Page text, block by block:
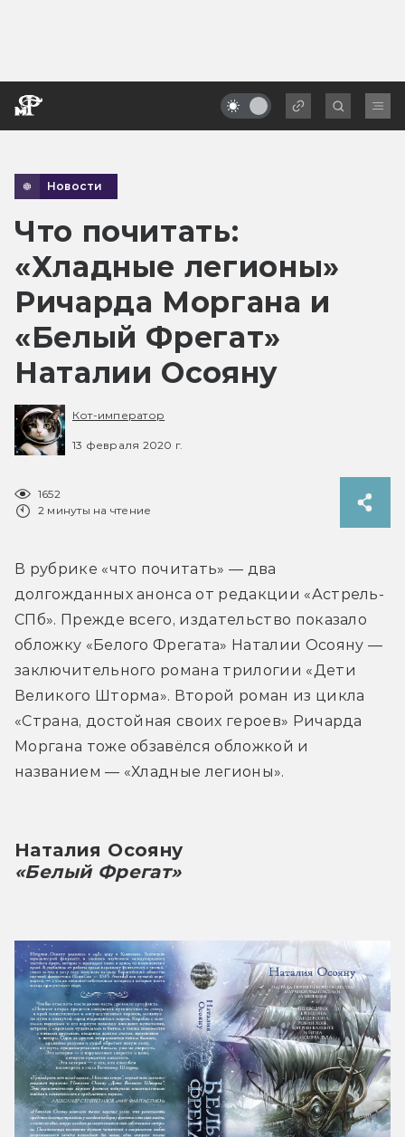
Новости
Что почитать:
«Хладные легионы»
Ричарда Моргана и
«Белый Фрегат»
Наталии Осояну
Кот-император
13 февраля 2020 г.
1652
2 минуты на чтение
В рубрике «что почитать» — два
долгожданных анонса от редакции «Астрель-
СПб». Прежде всего, издательство показало
обложку «Белого Фрегата» Наталии Осояну —
заключительного романа трилогии «Дети
Великого Шторма». Второй роман из цикла
«Страна, достойная своих героев» Ричарда
Моргана тоже обзавёлся обложкой и
названием — «Хладные легионы».
Наталия Осояну
«Белый Фрегат»